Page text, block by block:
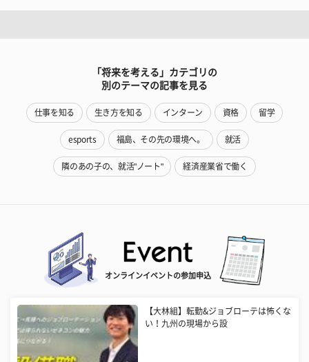
「将来を考える」カテゴリの
別のテーマの記事を見る
仕事を知る 生き方を知る インターン 資格 留学
esports 福島、その先の環境へ。 就活
隣のあの子の、就活"ノート" 経済産業省で働く
オンラインイベントの参加申込
【大林組】転勤&ジョブローテは怖くな
い！九州の現場から設